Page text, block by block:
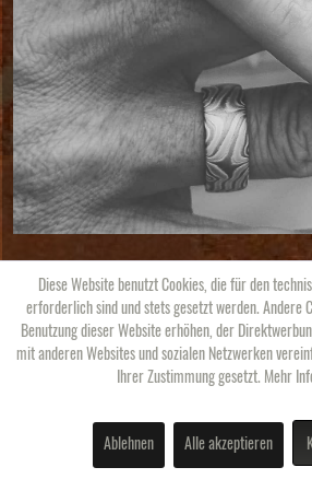
Mit der richtigen Pflege begleiten Sie Ihre
Jahrzehnte – und entwickeln dabei ihre ganz
Warum Mokume-Gane-Ringe aus
Diese Website benutzt Cookies, die für den
erforderlich sind und stets gesetzt werden. Andere
Benutzung dieser Website erhöhen, der
mit anderen Websites und sozialen Netzwerken
Ihrer Zustimmung gesetzt. Mehr
Ablehnen Alle akzeptieren